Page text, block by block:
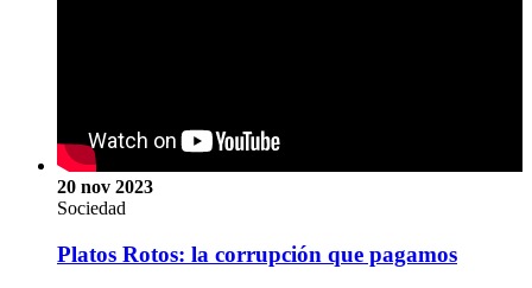
20 nov 2023
Sociedad
Platos Rotos: la corrupción que pagamos